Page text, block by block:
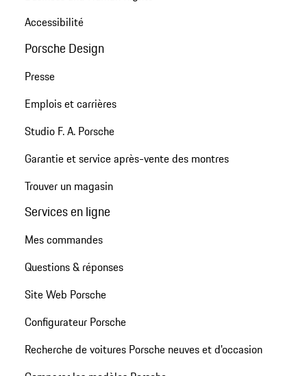
Accessibilité
Porsche Design
Presse
Emplois et carrières
Studio F. A. Porsche
Garantie et service après-vente des montres
Trouver un magasin
Services en ligne
Mes commandes
Questions & réponses
Site Web Porsche
Configurateur Porsche
Recherche de voitures Porsche neuves et d'occasion